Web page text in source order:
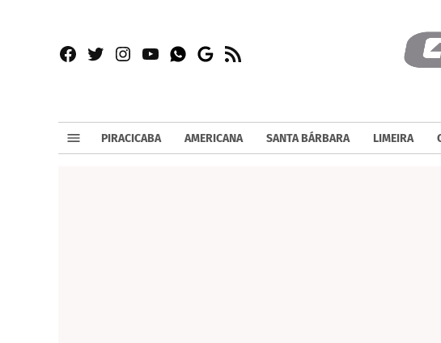
Facebook
TwitterInstagram
YouTubeWhatsapp
Google
RSS
PIRACICABA AMERICANA SANTA BÁRBARA LIMEIRA